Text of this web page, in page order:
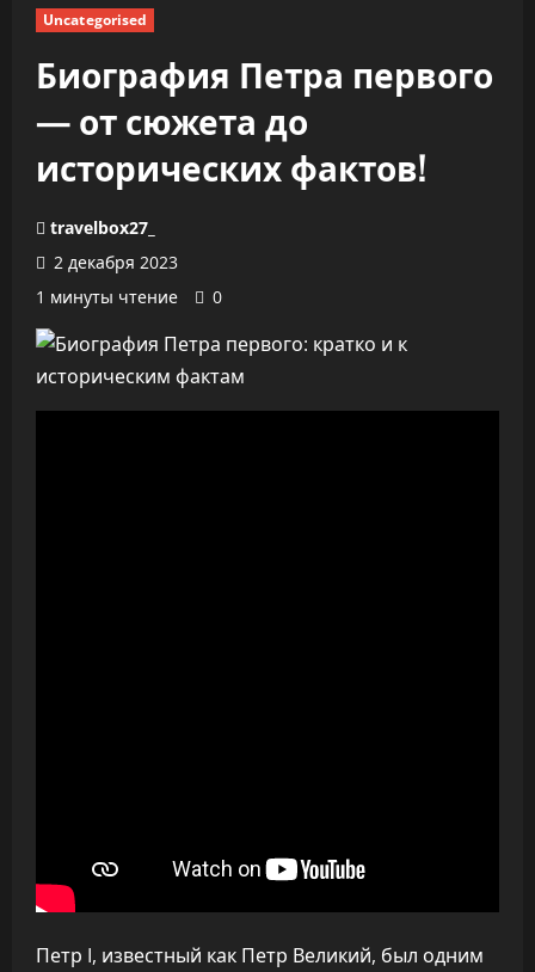
Uncategorised
Биография Петра первого
— от сюжета до
исторических фактов!
travelbox27_
2 декабря 2023
1 минуты чтение
0
Петр I, известный как Петр Великий, был одним